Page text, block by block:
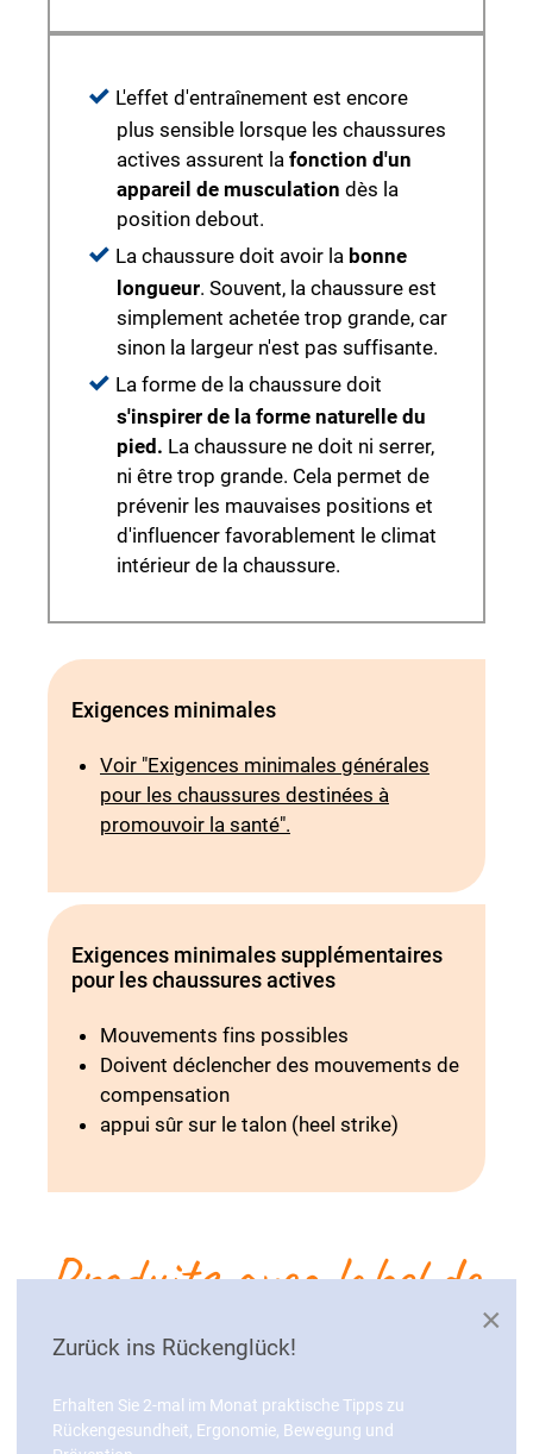
L'effet d'entraînement est encore
plus sensible lorsque les chaussures
actives assurent la fonction d'un
appareil de musculation dès la
position debout.
La chaussure doit avoir la bonne
longueur. Souvent, la chaussure est
simplement achetée trop grande, car
sinon la largeur n'est pas suffisante.
La forme de la chaussure doit
s'inspirer de la forme naturelle du
pied. La chaussure ne doit ni serrer,
ni être trop grande. Cela permet de
prévenir les mauvaises positions et
d'influencer favorablement le climat
intérieur de la chaussure.
Exigences minimales
Voir "Exigences minimales générales
pour les chaussures destinées à
promouvoir la santé".
Exigences minimales supplémentaires
pour les chaussures actives
Mouvements fins possibles
Doivent déclencher des mouvements de
compensation
appui sûr sur le talon (heel strike)
Produits avec label de
qualité AGR ×
Zurück ins Rückenglück!
Erhalten Sie 2-mal im Monat praktische Tipps zu
Rückengesundheit, Ergonomie, Bewegung und